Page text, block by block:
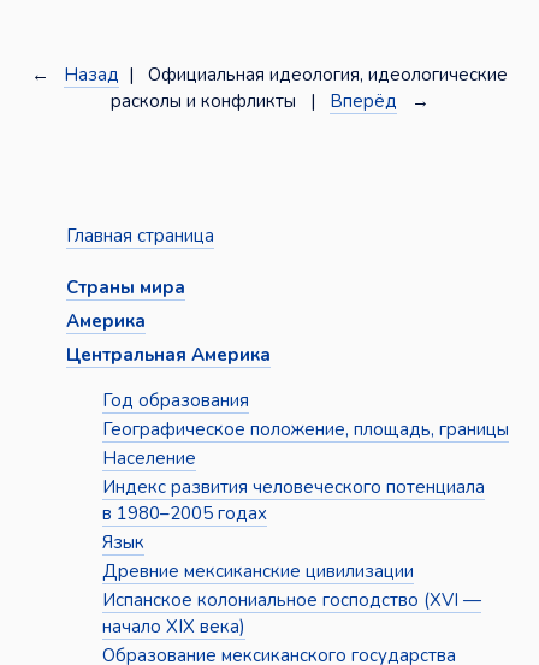
← Назад | Официальная идеология, идеологические
расколы и конфликты | Вперёд →
Главная страница
Страны мира
Америка
Центральная Америка
Год образования
Географическое положение, площадь, границы
Население
Индекс развития человеческого потенциала
в 1980–2005 годах
Язык
Древние мексиканские цивилизации
Испанское колониальное господство (XVI —
начало XIX века)
Образование мексиканского государства